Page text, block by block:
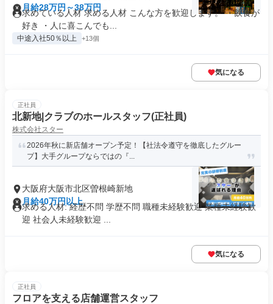
月給28万円～38万円
求めている人材 求める人材 こんな方を歓迎します。 ・飲食が
好き ・人に喜こんでも...
中途入社50％以上 +13個
気になる
正社員
北新地|クラブのホールスタッフ(正社員)
株式会社スター
2026年秋に新店舗オープン予定！【社法令遵守を徹底したグルー
プ】大手グループならではの『...
大阪府大阪市北区曽根崎新地
月給40万円以上
求める人材: 経歴不問 学歴不問 職種未経験歓迎 業種未経験歓
迎 社会人未経験歓迎 ...
気になる
正社員
フロアを支える店舗運営スタッフ